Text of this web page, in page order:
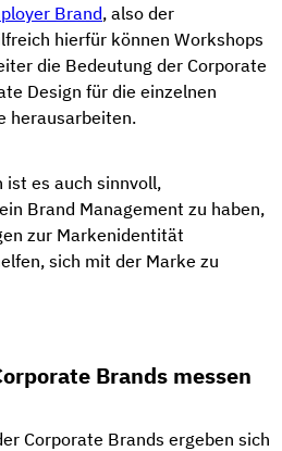
Brand, also der
hierfür können Workshops
die Bedeutung der Corporate
Design für die einzelnen
herausarbeiten.
ist es auch sinnvoll,
Brand Management zu haben,
zur Markenidentität
sich mit der Marke zu
Brands messen
Corporate Brands ergeben sich